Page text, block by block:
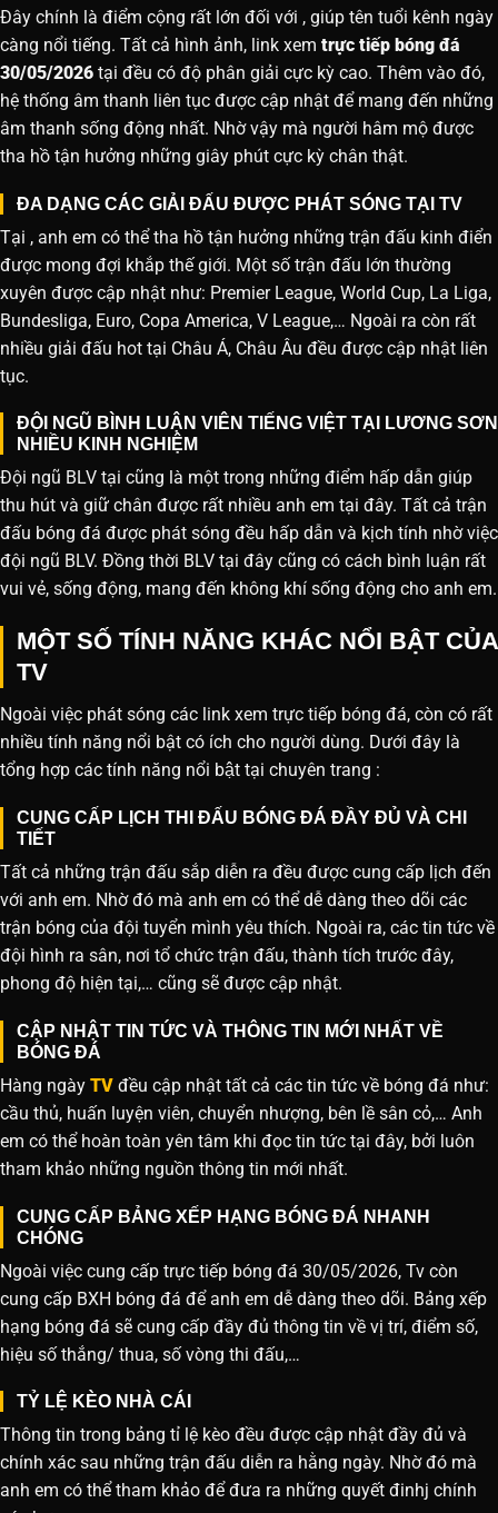
Đây chính là điểm cộng rất lớn đối với , giúp tên tuổi kênh ngày
càng nổi tiếng. Tất cả hình ảnh, link xem trực tiếp bóng đá
30/05/2026 tại đều có độ phân giải cực kỳ cao. Thêm vào đó,
hệ thống âm thanh liên tục được cập nhật để mang đến những
âm thanh sống động nhất. Nhờ vậy mà người hâm mộ được
tha hồ tận hưởng những giây phút cực kỳ chân thật.
ĐA DẠNG CÁC GIẢI ĐẤU ĐƯỢC PHÁT SÓNG TẠI TV
Tại , anh em có thể tha hồ tận hưởng những trận đấu kinh điển
được mong đợi khắp thế giới. Một số trận đấu lớn thường
xuyên được cập nhật như: Premier League, World Cup, La Liga,
Bundesliga, Euro, Copa America, V League,… Ngoài ra còn rất
nhiều giải đấu hot tại Châu Á, Châu Âu đều được cập nhật liên
tục.
ĐỘI NGŨ BÌNH LUẬN VIÊN TIẾNG VIỆT TẠI LƯƠNG SƠN
NHIỀU KINH NGHIỆM
Đội ngũ BLV tại cũng là một trong những điểm hấp dẫn giúp
thu hút và giữ chân được rất nhiều anh em tại đây. Tất cả trận
đấu bóng đá được phát sóng đều hấp dẫn và kịch tính nhờ việc
đội ngũ BLV. Đồng thời BLV tại đây cũng có cách bình luận rất
vui vẻ, sống động, mang đến không khí sống động cho anh em.
MỘT SỐ TÍNH NĂNG KHÁC NỔI BẬT CỦA
TV
Ngoài việc phát sóng các link xem trực tiếp bóng đá, còn có rất
nhiều tính năng nổi bật có ích cho người dùng. Dưới đây là
tổng hợp các tính năng nổi bật tại chuyên trang :
CUNG CẤP LỊCH THI ĐẤU BÓNG ĐÁ ĐẦY ĐỦ VÀ CHI
TIẾT
Tất cả những trận đấu sắp diễn ra đều được cung cấp lịch đến
với anh em. Nhờ đó mà anh em có thể dễ dàng theo dõi các
trận bóng của đội tuyển mình yêu thích. Ngoài ra, các tin tức về
đội hình ra sân, nơi tổ chức trận đấu, thành tích trước đây,
phong độ hiện tại,… cũng sẽ được cập nhật.
CẬP NHẬT TIN TỨC VÀ THÔNG TIN MỚI NHẤT VỀ
BÓNG ĐÁ
Hàng ngày TV đều cập nhật tất cả các tin tức về bóng đá như:
cầu thủ, huấn luyện viên, chuyển nhượng, bên lề sân cỏ,… Anh
em có thể hoàn toàn yên tâm khi đọc tin tức tại đây, bởi luôn
tham khảo những nguồn thông tin mới nhất.
CUNG CẤP BẢNG XẾP HẠNG BÓNG ĐÁ NHANH
CHÓNG
Ngoài việc cung cấp trực tiếp bóng đá 30/05/2026, Tv còn
cung cấp BXH bóng đá để anh em dễ dàng theo dõi. Bảng xếp
hạng bóng đá sẽ cung cấp đầy đủ thông tin về vị trí, điểm số,
hiệu số thắng/ thua, số vòng thi đấu,…
TỶ LỆ KÈO NHÀ CÁI
Thông tin trong bảng tỉ lệ kèo đều được cập nhật đầy đủ và
chính xác sau những trận đấu diễn ra hằng ngày. Nhờ đó mà
anh em có thể tham khảo để đưa ra những quyết đinhj chính